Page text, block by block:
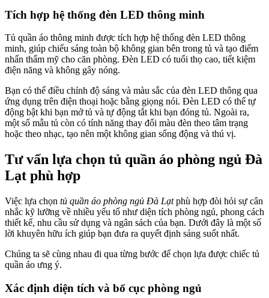
Tích hợp hệ thống đèn LED thông minh
Tủ quần áo thông minh được tích hợp hệ thống đèn LED thông
minh, giúp chiếu sáng toàn bộ không gian bên trong tủ và tạo điểm
nhấn thẩm mỹ cho căn phòng. Đèn LED có tuổi thọ cao, tiết kiệm
điện năng và không gây nóng.
Bạn có thể điều chỉnh độ sáng và màu sắc của đèn LED thông qua
ứng dụng trên điện thoại hoặc bằng giọng nói. Đèn LED có thể tự
động bật khi bạn mở tủ và tự động tắt khi bạn đóng tủ. Ngoài ra,
một số mẫu tủ còn có tính năng thay đổi màu đèn theo tâm trạng
hoặc theo nhạc, tạo nên một không gian sống động và thú vị.
Tư vấn lựa chọn tủ quần áo phòng ngủ Đà
Lạt phù hợp
Việc lựa chọn tủ quần áo phòng ngủ Đà Lạtphù hợp đòi hỏi sự cân
nhắc kỹ lưỡng về nhiều yếu tố như diện tích phòng ngủ, phong cách
thiết kế, nhu cầu sử dụng và ngân sách của bạn. Dưới đây là một số
lời khuyên hữu ích giúp bạn đưa ra quyết định sáng suốt nhất.
Chúng ta sẽ cùng nhau đi qua từng bước để chọn lựa được chiếc tủ
quần áo ưng ý.
Xác định diện tích và bố cục phòng ngủ